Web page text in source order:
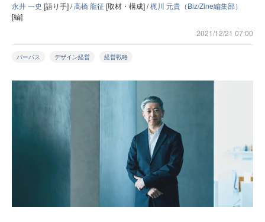
永井 一史 [語り手] /高橋 龍征 [取材・構成] /梶川 元貴（Biz/Zine編集部）
[編]
2021/12/21 07:00
パーパス デザイン経営 経営戦略